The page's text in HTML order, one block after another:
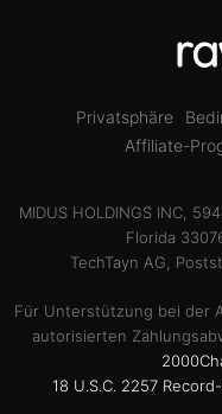
Privatsphäre
Affiliate-
MIDUS HOLDINGS INC,
Florida
TechTayn AG,
Für Unterstützung bei der
autorisierten
18 U.S.C. 2257